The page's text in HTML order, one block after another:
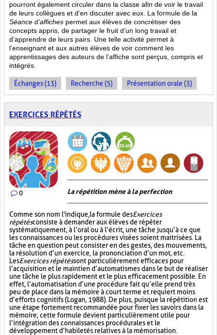
pourront également circuler dans la classe afin de voir le travail
de leurs collègues et d’en discuter avec eux. La formule de la
Séance d’affiches permet aux élèves de concrétiser des
concepts appris, de partager le fruit d’un long travail et
d’apprendre de leurs pairs. Une telle activité permet à
l’enseignant et aux autres élèves de voir comment les
apprentissages des auteurs de l’affiche sont perçus, compris et
intégrés.
Échanges (13) Recherche (5) Présentation orale (3)
EXERCICES RÉPÉTÉS
0 La répétition mène à la perfection
Comme son nom l'indique, la formule desExercices
répétésconsiste à demander aux élèves de répéter
systématiquement, à l’oral ou à l’écrit, une tâche jusqu’à ce que
les connaissances ou les procédures visées soient maitrisées. La
tâche en question peut consister en des gestes, des mouvements,
la résolution d’un exercice, la prononciation d’un mot, etc.
LesExercices répétéssont particulièrement efficaces pour
l’acquisition et le maintien d’automatismes dans le but de réaliser
une tâche le plus rapidement et le plus efficacement possible. En
effet, l’automatisation d’une procédure fait qu’elle prend très
peu de place dans la mémoire à court terme et requiert moins
d’efforts cognitifs (Logan, 1988). De plus, puisque la répétition est
une étape fortement recommandée pour fixer les savoirs dans la
mémoire, cette formule devient particulièrement utile pour
l’intégration des connaissances procédurales et le
développement d’habiletés relatives à la mémorisation.